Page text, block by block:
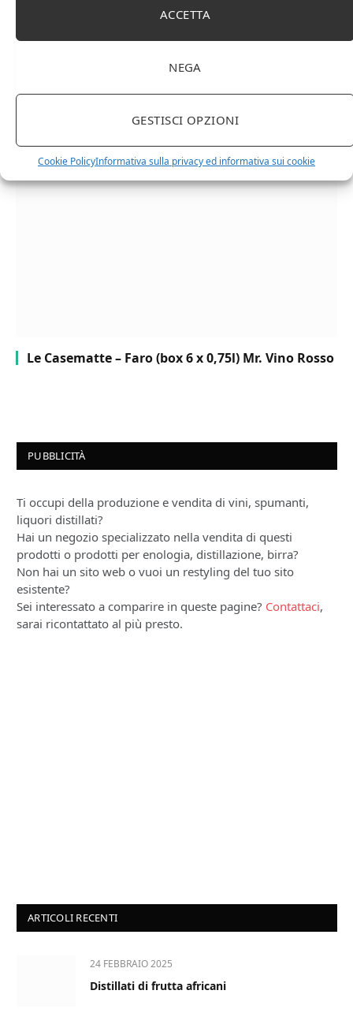
ACCETTA
NEGA
GESTISCI OPZIONI
Cookie PolicyInformativa sulla privacy ed informativa sui cookie
Chanson Pere & Fils – Chassagne Montrachet
Le Casematte – Faro (box 6 x 0,75l) Mr. Vino Rosso
PUBBLICITÀ
Ti occupi della produzione e vendita di vini, spumanti,
liquori distillati?
Hai un negozio specializzato nella vendita di questi
prodotti o prodotti per enologia, distillazione, birra?
Non hai un sito web o vuoi un restyling del tuo sito
esistente?
Sei interessato a comparire in queste pagine? Contattaci,
sarai ricontattato al più presto.
ARTICOLI RECENTI
24 FEBBRAIO 2025
Distillati di frutta africani